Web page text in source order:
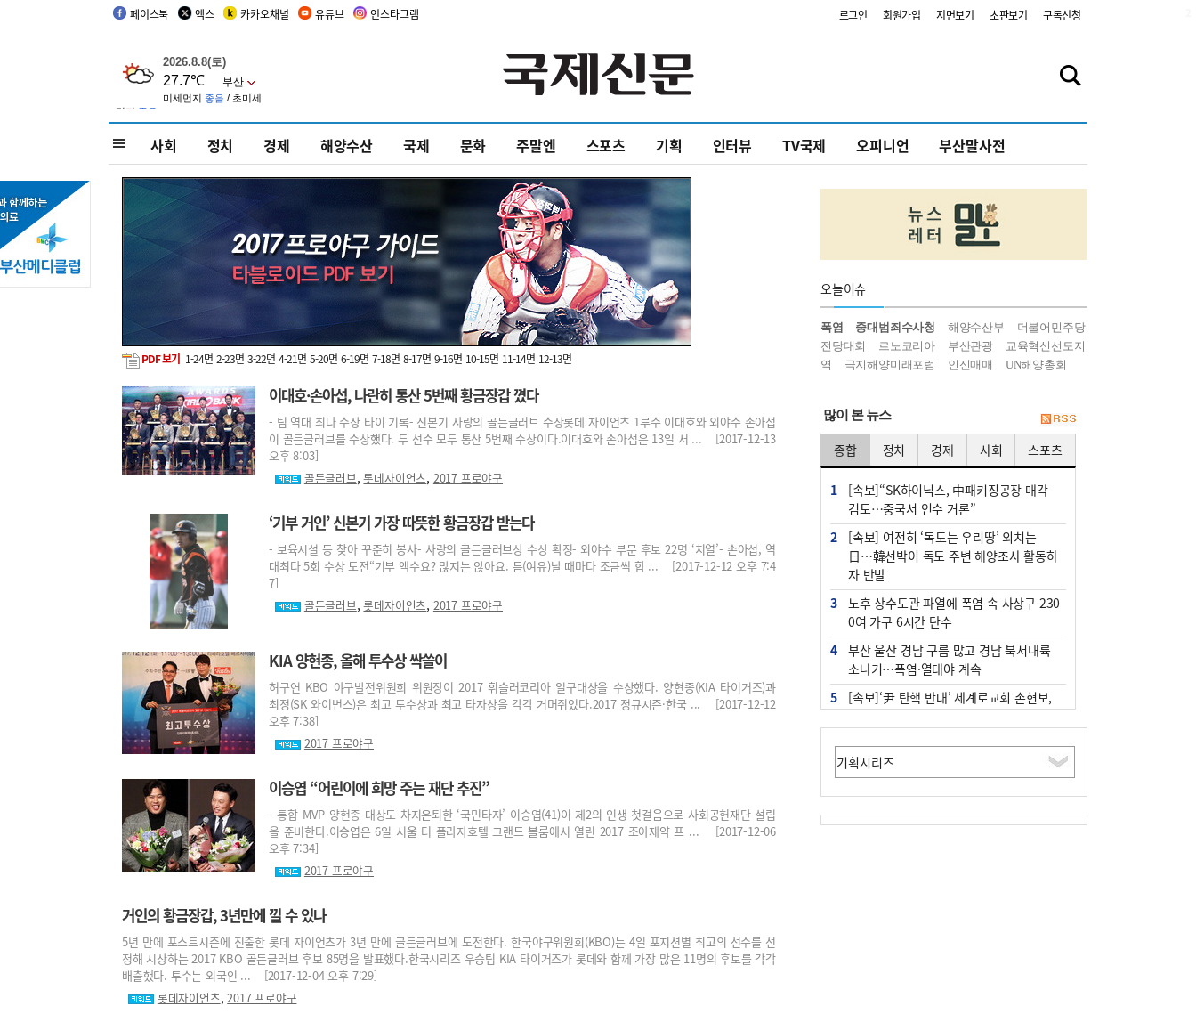
페이스북 엑스 카카오채널 유튜브 인스타그램 로그인 회원가입 지면보기 초판보기 구독신청
사회 정치 경제 해양수산 국제 문화 주말엔 스포츠 기획 인터뷰 TV국제 오피니언 부산말사전
PDF 보기 1-24면 2-23면 3-22면 4-21면 5-20면 6-19면 7-18면 8-17면 9-16면 10-15면 11-14면 12-13면
이대호·손아섭, 나란히 통산 5번째 황금장갑 꼈다
- 팀 역대 최다 수상 타이 기록- 신본기 사랑의 골든글러브 수상롯데 자이언츠 1루수 이대호와 외야수 손아섭
이 골든글러브를 수상했다. 두 선수 모두 통산 5번째 수상이다.이대호와 손아섭은 13일 서 ... [2017-12-13
오후 8:03]
골든글러브,롯데자이언츠, 2017 프로야구
‘기부 거인’ 신본기 가장 따뜻한 황금장갑 받는다
- 보육시설 등 찾아 꾸준히 봉사- 사랑의 골든글러브상 수상 확정- 외야수 부문 후보 22명 ‘치열’- 손아섭, 역
대최다 5회 수상 도전“기부 액수요? 많지는 않아요. 틈(여유)날 때마다 조금씩 합 ... [2017-12-12 오후 7:4
7]
골든글러브,롯데자이언츠, 2017 프로야구
KIA 양현종, 올해 투수상 싹쓸이
허구연 KBO 야구발전위원회 위원장이 2017 휘슬러코리아 일구대상을 수상했다. 양현종(KIA 타이거즈)과
최정(SK 와이번스)은 최고 투수상과 최고 타자상을 각각 거머쥐었다.2017 정규시즌·한국 ... [2017-12-12
오후 7:38]
2017 프로야구
이승엽 “어린이에 희망 주는 재단 추진”
- 통합 MVP 양현종 대상도 차지은퇴한 ‘국민타자’ 이승엽(41)이 제2의 인생 첫걸음으로 사회공헌재단 설립
을 준비한다.이승엽은 6일 서울 더 플라자호텔 그랜드 볼룸에서 열린 2017 조아제약 프 ... [2017-12-06
오후 7:34]
2017 프로야구
거인의 황금장갑, 3년만에 낄 수 있나
5년 만에 포스트시즌에 진출한 롯데 자이언츠가 3년 만에 골든글러브에 도전한다. 한국야구위원회(KBO)는 4일 포지션별 최고의 선수를 선
정해 시상하는 2017 KBO 골든글러브 후보 85명을 발표했다.한국시리즈 우승팀 KIA 타이거즈가 롯데와 함께 가장 많은 11명의 후보를 각각
배출했다. 투수는 외국인 ... [2017-12-04 오후 7:29]
롯데자이언츠,2017 프로야구
오늘이슈
폭염 중대범죄수사청 해양수산부
더불어민주당
전당대회
르노코리아 부산관광
교육혁신선도지
역
극지해양미래포럼 인신매매 UN해양총회
많이 본 뉴스
종합 정치 경제 사회 스포츠
1
[속보]“SK하이닉스, 中패키징공장 매각
검토…중국서 인수 거론”
2
[속보] 여전히 ‘독도는 우리땅’ 외치는
日…韓선박이 독도 주변 해양조사 활동하
자 반발
3
노후 상수도관 파열에 폭염 속 사상구 230
0여 가구 6시간 단수
4
부산 울산 경남 구름 많고 경남 북서내륙
소나기…폭염·열대야 계속
5
[속보]‘尹 탄핵 반대’ 세계로교회 손현보,
6
‘탄약 부족 사태’ 보도에 격노한 트럼프…
군사기밀 유출자 색출 지시
7
부산 주유소 휘발유 평균가 ℓ당 1849원…
전주보다 3원 ↓